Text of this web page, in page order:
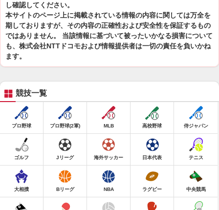
し確認してください。
本サイトのページ上に掲載されている情報の内容に関しては万全を
期しておりますが、その内容の正確性および安全性を保証するもの
ではありません。 当該情報に基づいて被ったいかなる損害について
も、株式会社NTTドコモおよび情報提供者は一切の責任を負いかね
ます。
競技一覧
プロ野球 プロ野球(2軍) MLB 高校野球 侍ジャパン
ゴルフ Jリーグ 海外サッカー 日本代表 テニス
大相撲 Bリーグ NBA ラグビー 中央競馬